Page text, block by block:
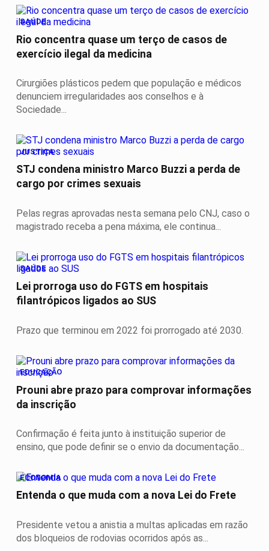
SAÚDE
Rio concentra quase um terço de casos de
exercício ilegal da medicina
Cirurgiões plásticos pedem que população e médicos
denunciem irregularidades aos conselhos e à
Sociedade...
JUSTIÇA
STJ condena ministro Marco Buzzi a perda de
cargo por crimes sexuais
Pelas regras aprovadas nesta semana pelo CNJ, caso o
magistrado receba a pena máxima, ele continua...
SAÚDE
Lei prorroga uso do FGTS em hospitais
filantrópicos ligados ao SUS
Prazo que terminou em 2022 foi prorrogado até 2030.
EDUCAÇÃO
Prouni abre prazo para comprovar informações
da inscrição
Confirmação é feita junto à instituição superior de
ensino, que pode definir se o envio da documentação...
ECONOMIA
Entenda o que muda com a nova Lei do Frete
Presidente vetou a anistia a multas aplicadas em razão
dos bloqueios de rodovias ocorridos após as...